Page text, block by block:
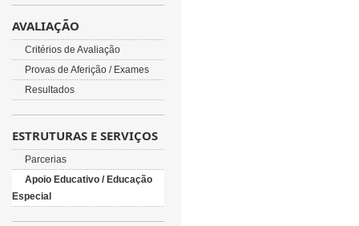
AVALIAÇÃO
Critérios de Avaliação
Provas de Aferição / Exames
Resultados
ESTRUTURAS E SERVIÇOS
Parcerias
Apoio Educativo / Educação
Especial